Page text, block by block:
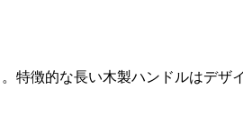
特徴的な長い木製ハンドルはデ